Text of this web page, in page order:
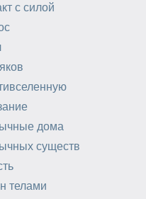
с силой
дома
существ
телами